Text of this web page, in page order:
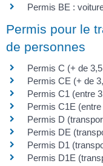
Permis BE :
Permis pour le
de personnes
Permis C (+ de
Permis CE (+ de
Permis C1 (entre
Permis C1E
Permis D
Permis DE
Permis D1
Permis D1E